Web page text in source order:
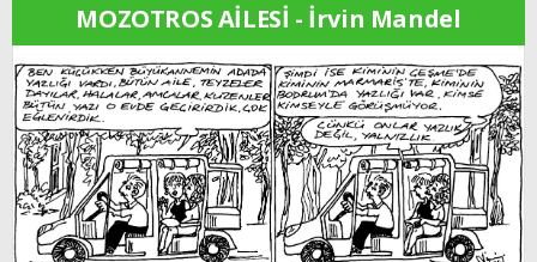
MOZOTROS AİLESİ - İrvin Mandel